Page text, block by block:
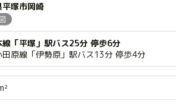
塚市岡崎
線「平塚」駅バス25分 停歩6分
田原線「伊勢原」駅バス13分 停歩4分